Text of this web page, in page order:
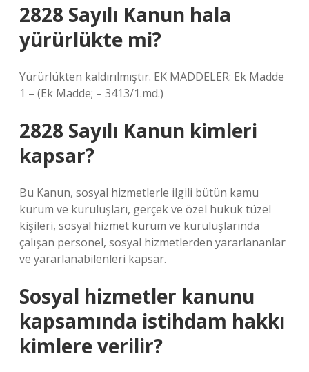
2828 Sayılı Kanun hala
yürürlükte mi?
Yürürlükten kaldırılmıştır. EK MADDELER: Ek Madde
1 – (Ek Madde; – 3413/1.md.)
2828 Sayılı Kanun kimleri
kapsar?
Bu Kanun, sosyal hizmetlerle ilgili bütün kamu
kurum ve kuruluşları, gerçek ve özel hukuk tüzel
kişileri, sosyal hizmet kurum ve kuruluşlarında
çalışan personel, sosyal hizmetlerden yararlananlar
ve yararlanabilenleri kapsar.
Sosyal hizmetler kanunu
kapsamında istihdam hakkı
kimlere verilir?